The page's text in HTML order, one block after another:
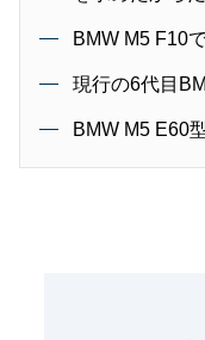
BMW M5 F10
現行の6代目
BMW M5 E60